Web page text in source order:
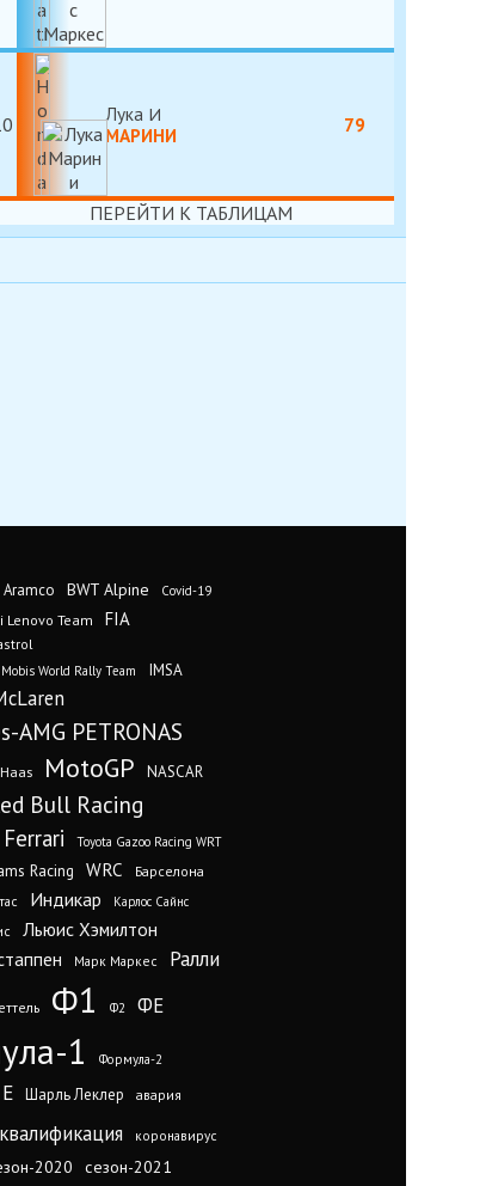
Лука
МАРИНИ
79
ПЕРЕЙТИ К ТАБЛИЦАМ
BWT Alpine Covid-19
Lenovo Team FIA
World Rally Team IMSA
AMG PETRONAS
MotoGP NASCAR
Bull Racing
Toyota Gazoo Racing WRT
Racing WRC
Барселона
Индикар Карлос Сайнс
Льюис Хэмилтон
Марк Маркес Ралли
Ф1 Ф2 ФЕ
1 Формула-2
Шарль Леклер авария
квалификация коронавирус
2020 сезон-2021